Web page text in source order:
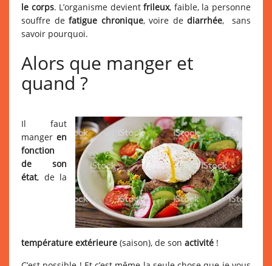
le corps. L’organisme devientfrileux, faible, la personne
souffre de fatigue chronique, voire de diarrhée, sans
savoir pourquoi.
Alors que manger et
quand ?
Il faut
manger en
fonction
de son
état, de la
température extérieure (saison), de son activité !